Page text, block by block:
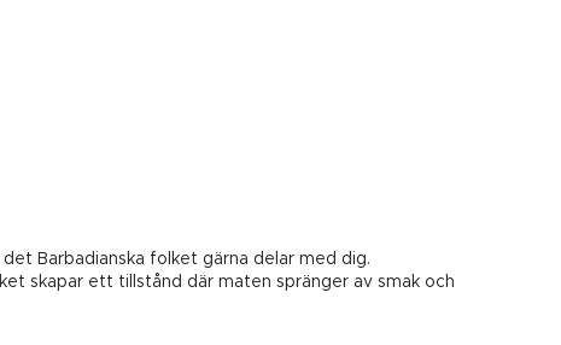
Barbadianska folket gärna delar med dig.
skapar ett tillstånd där maten spränger av smak och